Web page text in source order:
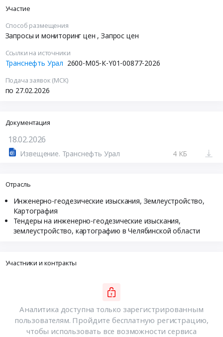
Участие
Способ размещения
Запросы и мониторинг цен , Запрос цен
Ссылки на источники
Транснефть Урал 2600-M05-К-Y01-00877-2026
Подача заявок (МСК)
по 27.02.2026
Документация
18.02.2026
Извещение. Транснефть Урал 4 КБ
Отрасль
Инженерно-геодезические изыскания, Землеустройство,
Картография
Тендеры на инженерно-геодезические изыскания,
землеустройство, картографию в Челябинской области
Участники и контракты
Аналитика доступна только зарегистрированным
пользователям. Пройдите бесплатную регистрацию,
чтобы использовать все возможности сервиса